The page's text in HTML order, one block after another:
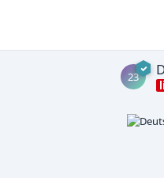
23